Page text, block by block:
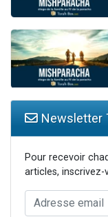
Newsletter
Pour recevoir
articles, inscrivez-